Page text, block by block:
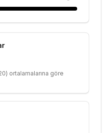
ortalamalarına göre